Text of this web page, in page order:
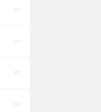
87
114
187
214